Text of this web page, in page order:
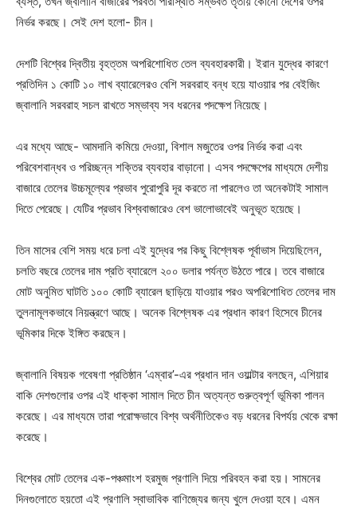
নির্ভর করছে। সেই দেশ হলো- চীন।
দেশটি বিশ্বের দ্বিতীয় বৃহত্তম অপরিশোধিত তেল ব্যবহারকারী। ইরান যুদ্ধের কারণে
প্রতিদিন ১ কোটি ১০ লাখ ব্যারেলেরও বেশি সরবরাহ বন্ধ হয়ে যাওয়ার পর বেইজিং
জ্বালানি সরবরাহ সচল রাখতে সম্ভাব্য সব ধরনের পদক্ষেপ নিয়েছে।
এর মধ্যে আছে- আমদানি কমিয়ে দেওয়া, বিশাল মজুতের ওপর নির্ভর করা এবং
পরিবেশবান্ধব ও পরিচ্ছন্ন শক্তির ব্যবহার বাড়ানো। এসব পদক্ষেপের মাধ্যমে দেশীয়
বাজারে তেলের উচ্চমূল্যের প্রভাব পুরোপুরি দূর করতে না পারলেও তা অনেকটাই সামাল
দিতে পেরেছে। যেটির প্রভাব বিশ্ববাজারেও বেশ ভালোভাবেই অনুভূত হয়েছে।
তিন মাসের বেশি সময় ধরে চলা এই যুদ্ধের পর কিছু বিশ্লেষক পূর্বাভাস দিয়েছিলেন,
চলতি বছরে তেলের দাম প্রতি ব্যারেলে ২০০ ডলার পর্যন্ত উঠতে পারে। তবে বাজারে
মোট অনুমিত ঘাটতি ১০০ কোটি ব্যারেল ছাড়িয়ে যাওয়ার পরও অপরিশোধিত তেলের দাম
তুলনামূলকভাবে নিয়ন্ত্রণে আছে। অনেক বিশ্লেষক এর প্রধান কারণ হিসেবে চীনের
ভূমিকার দিকে ইঙ্গিত করছেন।
জ্বালানি বিষয়ক গবেষণা প্রতিষ্ঠান ‘এম্বার’-এর প্রধান দান ওয়াল্টার বলছেন, এশিয়ার
বাকি দেশগুলোর ওপর এই ধাক্কা সামাল দিতে চীন অত্যন্ত গুরুত্বপূর্ণ ভূমিকা পালন
করেছে। এর মাধ্যমে তারা পরোক্ষভাবে বিশ্ব অর্থনীতিকেও বড় ধরনের বিপর্যয় থেকে রক্ষা
করেছে।
বিশ্বের মোট তেলের এক-পঞ্চমাংশ হরমুজ প্রণালি দিয়ে পরিবহন করা হয়। সামনের
দিনগুলোতে হয়তো এই প্রণালি স্বাভাবিক বাণিজ্যের জন্য খুলে দেওয়া হবে। এমন